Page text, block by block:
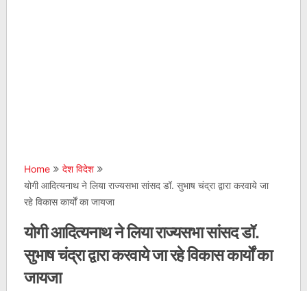
Home
देश विदेश
योगी आदित्यनाथ ने लिया राज्यसभा सांसद डॉ. सुभाष चंद्रा द्वारा करवाये जा
रहे विकास कार्यों का जायजा
योगी आदित्यनाथ ने लिया राज्यसभा सांसद डॉ.
सुभाष चंद्रा द्वारा करवाये जा रहे विकास कार्यों का
जायजा